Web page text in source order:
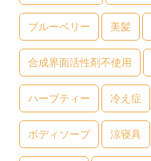
ブルーベリー 美髪
合成界面活性剤不使用
ハーブティー 冷え症
ボディソープ 涼寝具